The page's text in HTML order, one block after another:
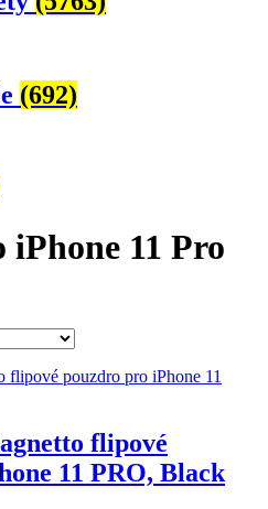
(692)
11 Pro
flipové
11 PRO, Black